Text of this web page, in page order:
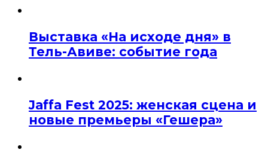
Выставка «На исходе дня» в
Тель-Авиве: событие года
Jaffa Fest 2025: женская сцена и
новые премьеры «Гешера»